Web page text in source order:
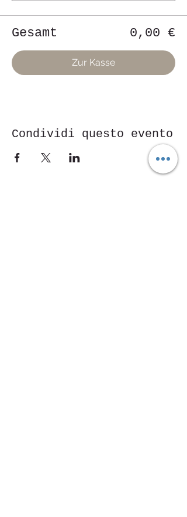
Gesamt 0,00 €
Zur Kasse
Condividi questo evento